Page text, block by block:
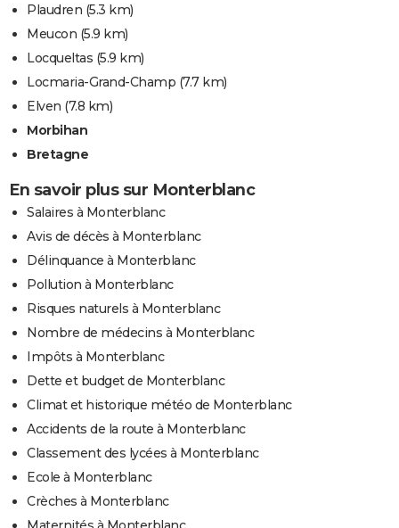
Plaudren (5.3 km)
Meucon (5.9 km)
Locqueltas (5.9 km)
Locmaria-Grand-Champ (7.7 km)
Elven (7.8 km)
Morbihan
Bretagne
En savoir plus sur Monterblanc
Salaires à Monterblanc
Avis de décès à Monterblanc
Délinquance à Monterblanc
Pollution à Monterblanc
Risques naturels à Monterblanc
Nombre de médecins à Monterblanc
Impôts à Monterblanc
Dette et budget de Monterblanc
Climat et historique météo de Monterblanc
Accidents de la route à Monterblanc
Classement des lycées à Monterblanc
Ecole à Monterblanc
Crèches à Monterblanc